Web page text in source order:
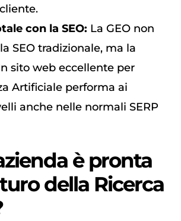
con la SEO: La GEO non
SEO tradizionale, ma la
sito web eccellente per
Artificiale performa ai
anche nelle normali SERP
è pronta
della Ricerca